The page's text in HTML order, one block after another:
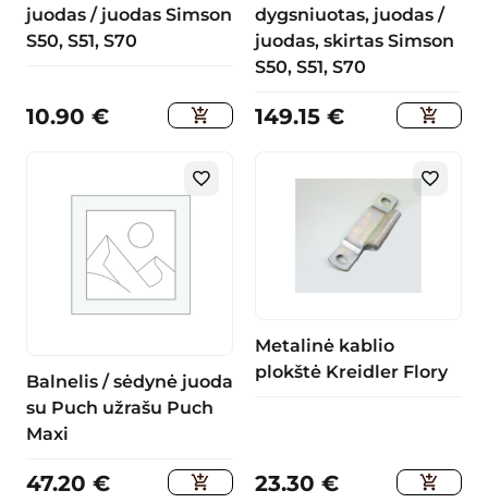
juodas / juodas Simson
S50, S51, S70
10.90 €
dygsniuotas, juodas /
juodas, skirtas Simson
S50, S51, S70
149.15 €
Balnelis / sėdynė juoda
su Puch užrašu Puch
Maxi
47.20 €
Metalinė kablio
plokštė Kreidler Flory
23.30 €